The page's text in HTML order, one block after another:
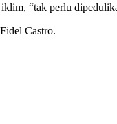
“tak perlu
Castro.